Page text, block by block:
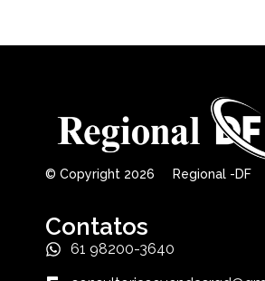
© Copyright 2026 Regional -DF
Contatos
61 98200-3640